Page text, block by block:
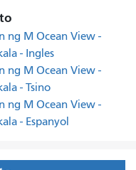
ng M Ocean View -
- Ingles
ng M Ocean View -
- Tsino
ng M Ocean View -
- Espanyol